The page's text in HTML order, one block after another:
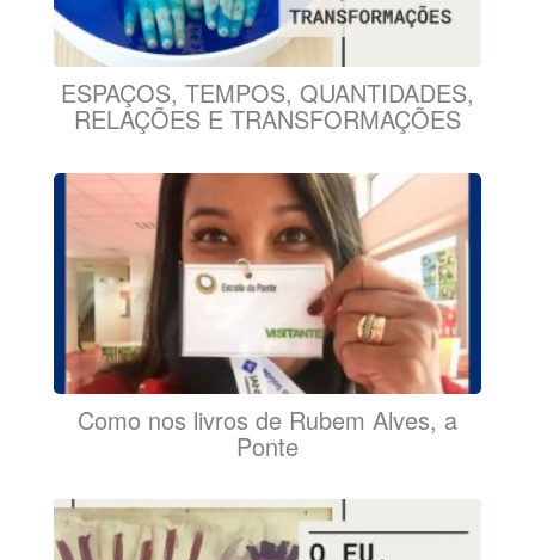
ESPAÇOS, TEMPOS, QUANTIDADES,
RELAÇÕES E TRANSFORMAÇÕES
Como nos livros de Rubem Alves, a
Ponte